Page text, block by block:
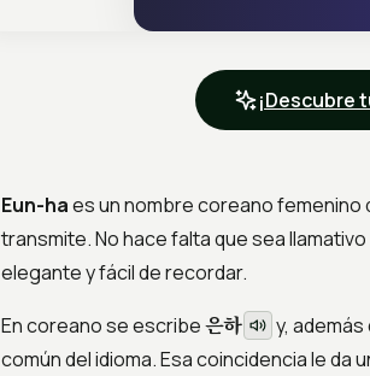
¡Descubre
Eun-haes un nombre coreano femenino
transmite. No hace falta que sea
elegante y fácil de recordar.
En coreano se escribe은하
y,
común del idioma. Esa coincidencia le